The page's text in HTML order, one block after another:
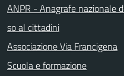
ANPR - Anagrafe nazionale
so al cittadini
Associazione Via Francigena
Scuola e formazione